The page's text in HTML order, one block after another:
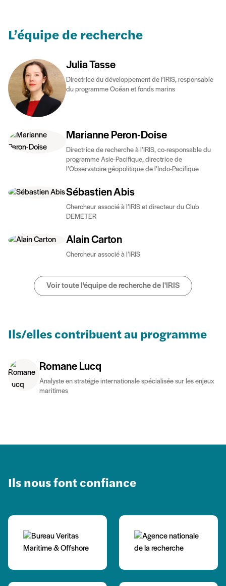
L’équipe de recherche
Julia Tasse
Directrice du développement de l’IRIS, responsable
du programme Océan et fonds marins
Marianne Peron-Doise
Directrice de recherche à l’IRIS, co-responsable du
programme Asie-Pacifique, directrice de
l’Observatoire géopolitique de l’Indo-Pacifique
Sébastien Abis
Chercheur associé à l’IRIS et directeur du Club
DEMETER
Alain Carton
Chercheur associé à l’IRIS
Voir toute l'équipe de recherche de l'IRIS
Ils/elles contribuent au programme
Romane Lucq
Analyste en stratégie internationale spécialisée sur les enjeux
maritimes
Ils nous font confiance